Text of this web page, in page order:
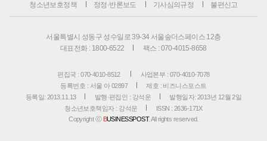
청소년보호정책 정정·반론보도 기사심의규정 불편신고
서울특별시 성동구 성수일로 39-34 서울숲더스페이스 12층
대표전화 : 1800-6522
팩스 : 070-4015-8658
편집국 : 070-4010-8512
사업본부 : 070-4010-7078
등록번호 : 서울 아 02897
제호 : 비즈니스포스트
등록일: 2013.11.13
발행·편집인 : 강석운
발행일자: 2013년 12월 2일
청소년보호책임자 : 강석운
ISSN : 2636-171X
Copyright ⓒ BUSINESSPOST. All rights reserved.